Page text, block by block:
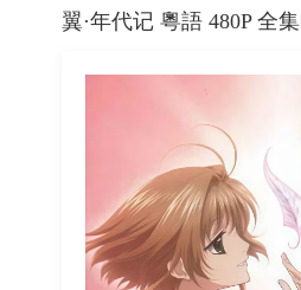
通
翼·年代记 粵語 480P 全集